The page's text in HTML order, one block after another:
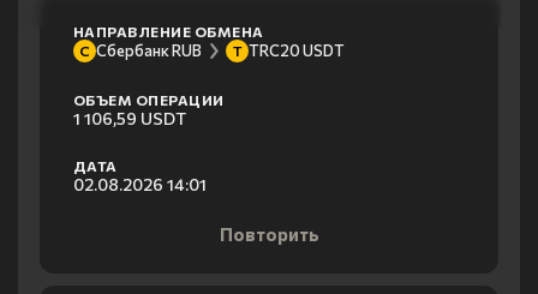
НАПРАВЛЕНИЕ ОБМЕНА
С Сбербанк RUB T TRC20 USDT
ОБЪЕМ ОПЕРАЦИИ
1 106,59 USDT
ДАТА
02.08.2026 14:01
Повторить